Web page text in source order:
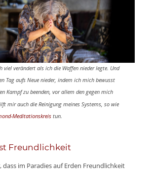
viel verändert als ich die Waffen nieder legte. Und
Tag aufs Neue nieder, indem ich mich bewusst
Kampf zu beenden, vor allem den gegen mich
mir auch die Reinigung meines Systems, so wie
Meditationskreistun.
Freundlichkeit
dass im Paradies auf Erden Freundlichkeit